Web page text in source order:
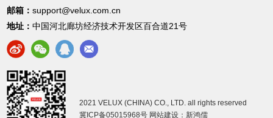
邮箱：support@velux.com.cn
地址：中国河北廊坊经济技术开发区百合道21号
2021 VELUX (CHINA) CO., LTD. all rights reserved
冀ICP备05015968号 网站建设：新鸿儒